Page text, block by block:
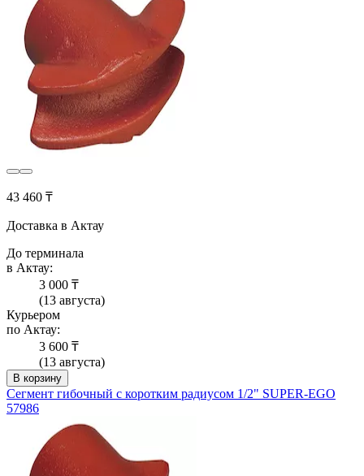
43 460 ₸
Доставка в Актау
До терминала
в Актау:
3 000 ₸
(13 августа)
Курьером
по Актау:
3 600 ₸
(13 августа)
В корзину
Сегмент гибочный с коротким радиусом 1/2" SUPER-EGO
57986